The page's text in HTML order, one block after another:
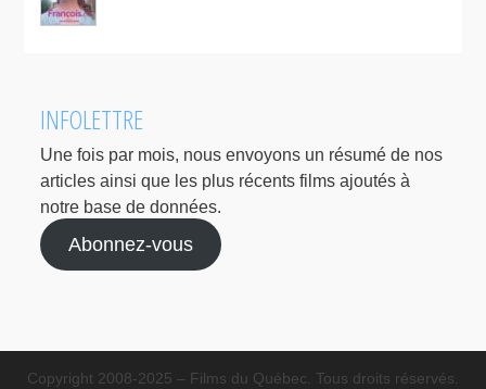
INFOLETTRE
Une fois par mois, nous envoyons un résumé de nos
articles ainsi que les plus récents films ajoutés à
notre base de données.
Abonnez-vous
Copyright 2008-2025 – Films du Québec. Tous droits réservés.